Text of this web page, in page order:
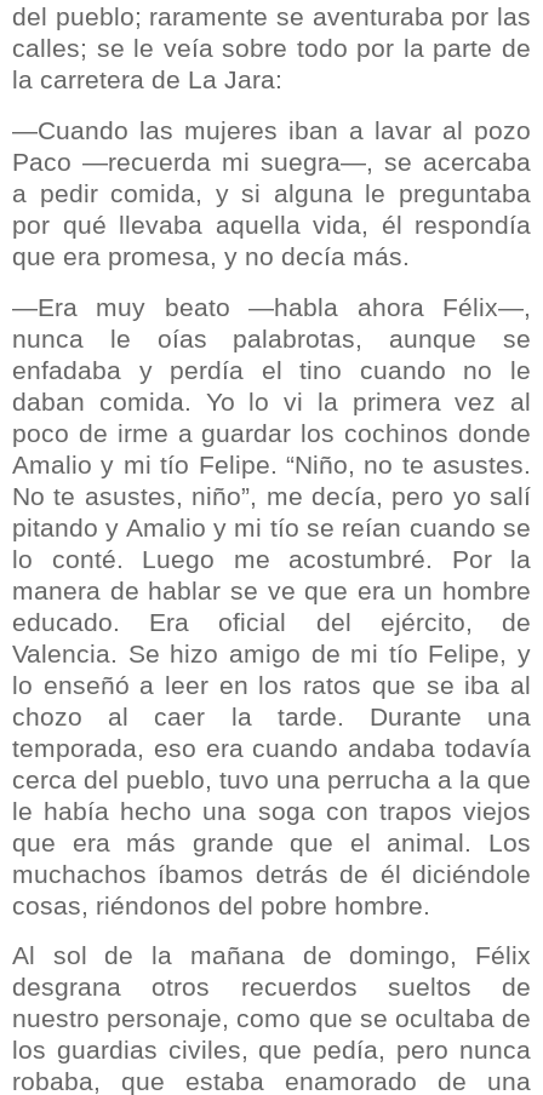
del pueblo; raramente se aventuraba por las
calles; se le veía sobre todo por la parte de
la carretera de La Jara:
—Cuando las mujeres iban a lavar al pozo
Paco —recuerda mi suegra—, se acercaba
a pedir comida, y si alguna le preguntaba
por qué llevaba aquella vida, él respondía
que era promesa, y no decía más.
—Era muy beato —habla ahora Félix—,
nunca le oías palabrotas, aunque se
enfadaba y perdía el tino cuando no le
daban comida. Yo lo vi la primera vez al
poco de irme a guardar los cochinos donde
Amalio y mi tío Felipe. “Niño, no te asustes.
No te asustes, niño”, me decía, pero yo salí
pitando y Amalio y mi tío se reían cuando se
lo conté. Luego me acostumbré. Por la
manera de hablar se ve que era un hombre
educado. Era oficial del ejército, de
Valencia. Se hizo amigo de mi tío Felipe, y
lo enseñó a leer en los ratos que se iba al
chozo al caer la tarde. Durante una
temporada, eso era cuando andaba todavía
cerca del pueblo, tuvo una perrucha a la que
le había hecho una soga con trapos viejos
que era más grande que el animal. Los
muchachos íbamos detrás de él diciéndole
cosas, riéndonos del pobre hombre.
Al sol de la mañana de domingo, Félix
desgrana otros recuerdos sueltos de
nuestro personaje, como que se ocultaba de
los guardias civiles, que pedía, pero nunca
robaba, que estaba enamorado de una